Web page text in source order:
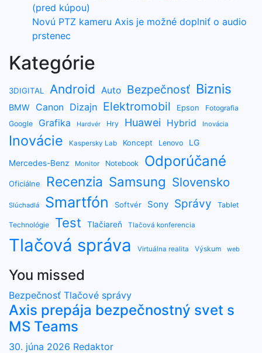
(pred kúpou)
Novú PTZ kameru Axis je možné doplniť o audio
prstenec
Kategórie
3DIGITAL Android Auto Bezpečnosť Biznis
BMW Canon Dizajn Elektromobil Epson
Fotografia
Google
Grafika Hardvér Hry Huawei Hybrid Inovácia
Inovácie Kaspersky Lab Koncept Lenovo LG
Mercedes-Benz Monitor Notebook Odporúčané
Oficiálne Recenzia Samsung Slovensko
Slúchadlá Smartfón Softvér Sony Správy Tablet
Technológie Test Tlačiareň Tlačová konferencia
Tlačová správa Virtuálna realita Výskum web
You missed
Bezpečnosť Tlačové správy
Axis prepája bezpečnostný svet s
MS Teams
30. júna 2026 Redaktor